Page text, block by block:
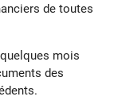
de toutes
mois
des